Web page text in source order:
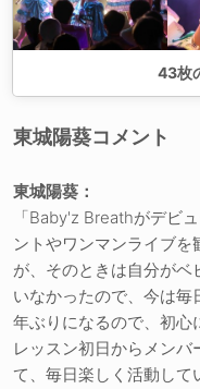
43枚
東城陽葵コメント
東城陽葵：
「Baby'z Breathがデビ
ントやワンマンライブ
が、そのときは自分がベ
いなかったので、今は
年ぶりになるので、初心
レッスン初日からメン
て、毎日楽しく活動して